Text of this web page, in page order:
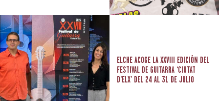
ELCHE ACOGE LA XXVIII EDICIÓN DEL
FESTIVAL DE GUITARRA ‘CIUTAT
D’ELX’ DEL 24 AL 31 DE JULIO